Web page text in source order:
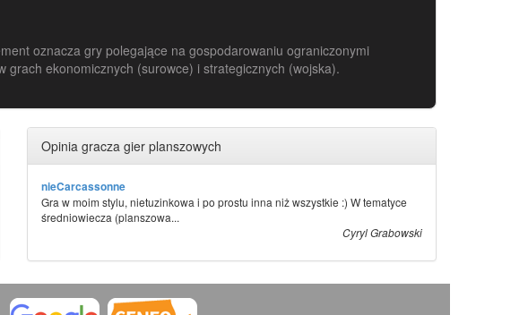
oznacza gry polegające na gospodarowaniu ograniczonymi
grach ekonomicznych (surowce) i strategicznych (wojska).
Opinia gracza gier planszowych
nieCarcassonne
Gra w moim stylu, nietuzinkowa i po prostu inna niż wszystkie :) W tematyce
średniowiecza (planszowa...
Cyryl Grabowski